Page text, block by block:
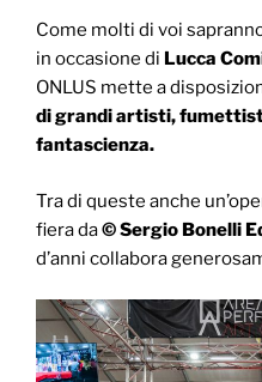
Come molti di voi
in occasione di Lucca
ONLUS mette a
di grandi artisti,
fantascienza.
Tra di queste anche
fiera da© Sergio Bonelli
d’anni collabora